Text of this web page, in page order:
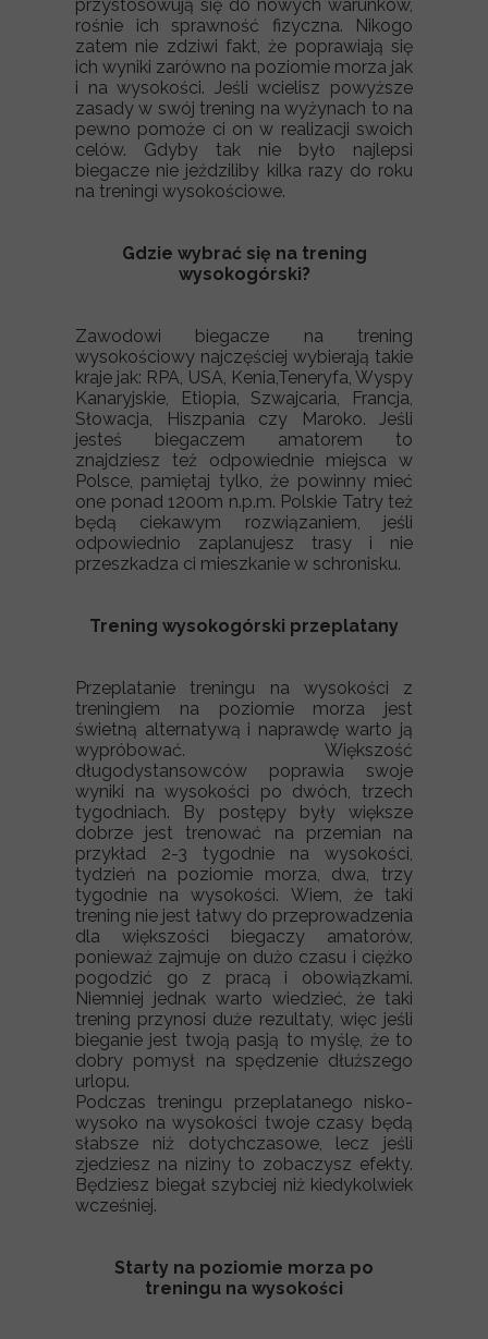
przystosowują się do nowych warunków,
rośnie ich sprawność fizyczna. Nikogo
zatem nie zdziwi fakt, że poprawiają się
ich wyniki zarówno na poziomie morza jak
i na wysokości. Jeśli wcielisz powyższe
zasady w swój trening na wyżynach to na
pewno pomoże ci on w realizacji swoich
celów. Gdyby tak nie było najlepsi
biegacze nie jeździliby kilka razy do roku
na treningi wysokościowe.
Gdzie wybrać się na trening
wysokogórski?
Zawodowi biegacze na trening
wysokościowy najczęściej wybierają takie
kraje jak: RPA, USA, Kenia,Teneryfa, Wyspy
Kanaryjskie, Etiopia, Szwajcaria, Francja,
Słowacja, Hiszpania czy Maroko. Jeśli
jesteś biegaczem amatorem to
znajdziesz też odpowiednie miejsca w
Polsce, pamiętaj tylko, że powinny mieć
one ponad 1200m n.p.m. Polskie Tatry też
będą ciekawym rozwiązaniem, jeśli
odpowiednio zaplanujesz trasy i nie
przeszkadza ci mieszkanie w schronisku.
Trening wysokogórski przeplatany
Przeplatanie treningu na wysokości z
treningiem na poziomie morza jest
świetną alternatywą i naprawdę warto ją
wypróbować. Większość
długodystansowców poprawia swoje
wyniki na wysokości po dwóch, trzech
tygodniach. By postępy były większe
dobrze jest trenować na przemian na
przykład 2-3 tygodnie na wysokości,
tydzień na poziomie morza, dwa, trzy
tygodnie na wysokości. Wiem, że taki
trening nie jest łatwy do przeprowadzenia
dla większości biegaczy amatorów,
ponieważ zajmuje on dużo czasu i ciężko
pogodzić go z pracą i obowiązkami.
Niemniej jednak warto wiedzieć, że taki
trening przynosi duże rezultaty, więc jeśli
bieganie jest twoją pasją to myślę, że to
dobry pomysł na spędzenie dłuższego
urlopu.
Podczas treningu przeplatanego nisko-
wysoko na wysokości twoje czasy będą
słabsze niż dotychczasowe, lecz jeśli
zjedziesz na niziny to zobaczysz efekty.
Będziesz biegał szybciej niż kiedykolwiek
wcześniej.
Starty na poziomie morza po
treningu na wysokości